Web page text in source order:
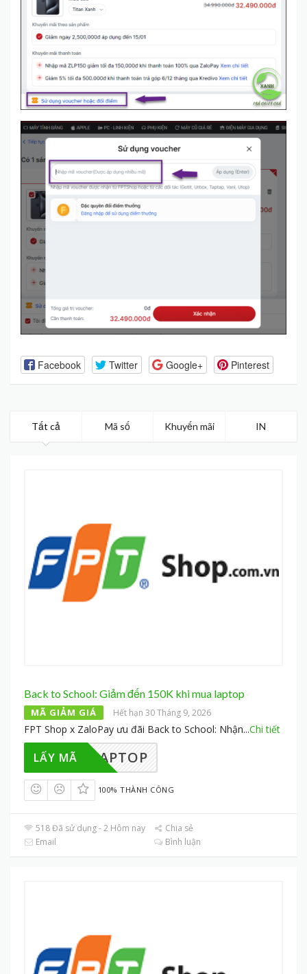
Facebook Twitter Google+ Pinterest
Tất cả Mã số Khuyến mãi IN
Back to School: Giảm đến 150K khi mua laptop
MÃ GIẢM GIÁ Hết hạn 30 Tháng 9, 2026
FPT Shop x ZaloPay ưu đãi Back to School: Nhận...Chi tiết
LPLAPTOP
LẤY MÃ
100% THÀNH CÔNG
518 Đã sử dụng - 2 Hôm nay
Chia sẻ
Email
Bình luận